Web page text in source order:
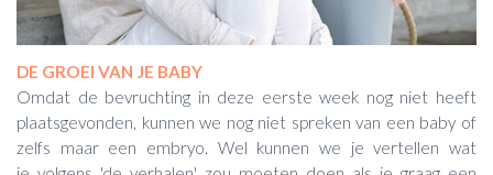
DE GROEI VAN JE BABY
Omdat de bevruchting in deze eerste week nog niet heeft
plaatsgevonden, kunnen we nog niet spreken van een baby of
zelfs maar een embryo. Wel kunnen we je vertellen wat